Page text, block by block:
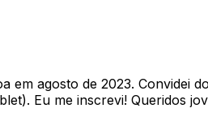
em agosto de 2023. Convidei
Eu me inscrevi! Queridos